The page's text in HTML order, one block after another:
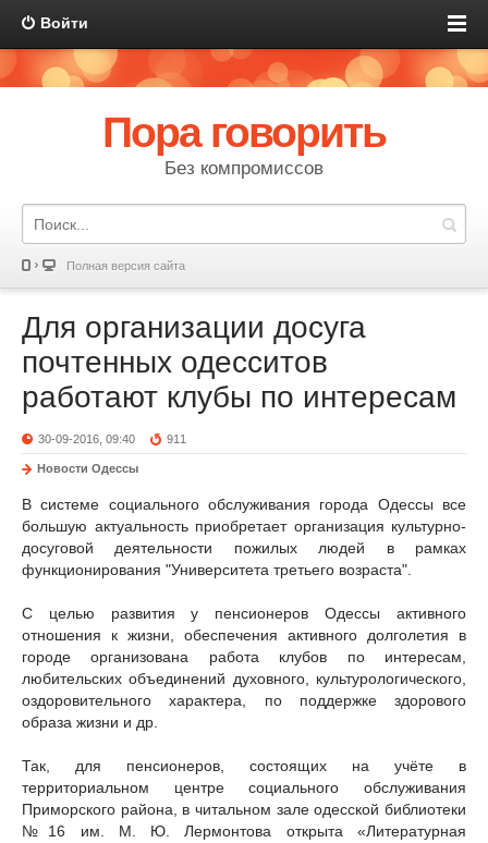
Войти
Пора говорить
Без компромиссов
Полная версия сайта
Для организации досуга
почтенных одесситов
работают клубы по интересам
30-09-2016, 09:40 911
Новости Одессы
В системе социального обслуживания города Одессы все
большую актуальность приобретает организация культурно-
досуговой деятельности пожилых людей в рамках
функционирования "Университета третьего возраста".
С целью развития у пенсионеров Одессы активного
отношения к жизни, обеспечения активного долголетия в
городе организована работа клубов по интересам,
любительских объединений духовного, культурологического,
оздоровительного характера, по поддержке здорового
образа жизни и др.
Так, для пенсионеров, состоящих на учёте в
территориальном центре социального обслуживания
Приморского района, в читальном зале одесской библиотеки
№16 им. М. Ю. Лермонтова открыта «Литературная